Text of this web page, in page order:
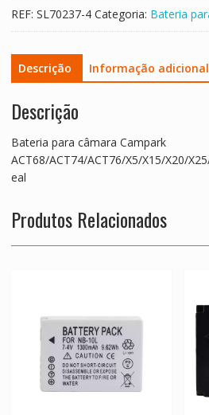
REF: SL70237-4 Categoria: Bateria
Descrição Informação adicional
Descrição
Bateria para câmara Campark
ACT68/ACT74/ACT76/X5/X15/X20/
eal
Produtos Relacionados